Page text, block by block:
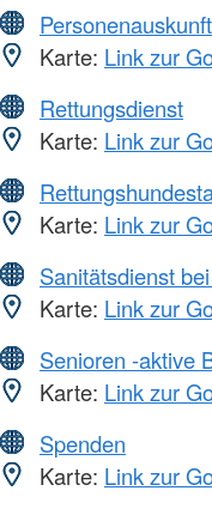
Personenauskunft
Karte: Link zur
Rettungsdienst
Karte: Link zur
Karte: Link zur
Sanitätsdienst
Karte: Link zur
Senioren -aktive
Karte: Link zur
Spenden
Karte: Link zur